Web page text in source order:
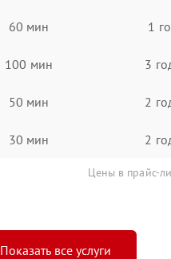
60 мин 1
100 мин 3
50 мин 2
30 мин 2
Цены в прайс-
Показать все услуги